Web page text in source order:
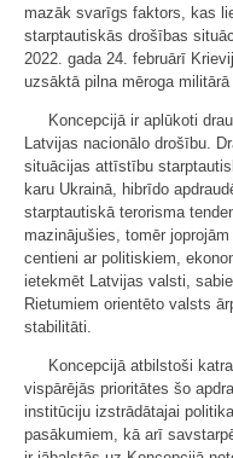
mazāk svarīgs faktors, kas
starptautiskās drošības
2022. gada 24. februārī
uzsāktā pilna mēroga militārā
Koncepcijā ir aplūkoti
Latvijas nacionālo drošību.
situācijas attīstību
karu Ukrainā, hibrīdo
starptautiskā terorisma
mazinājušies, tomēr
centieni ar politiskiem,
ietekmēt Latvijas valsti,
Rietumiem orientēto valsts
stabilitāti.
Koncepcijā atbilstoši
vispārējās prioritātes šo
institūciju izstrādātajai
pasākumiem, kā arī